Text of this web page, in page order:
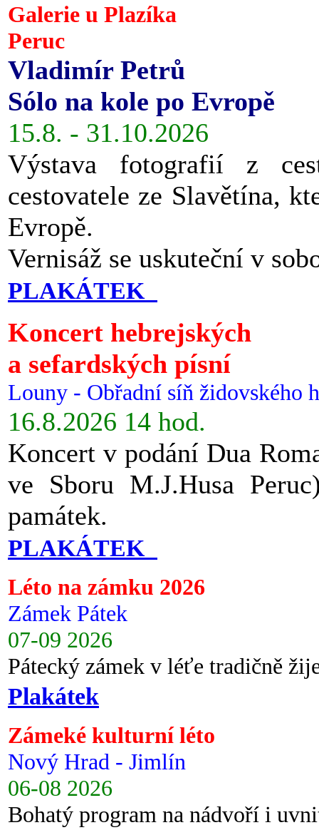
Galerie u Plazíka
Peruc
Vladimír Petrů
Sólo na kole po Evropě
15.8. - 31.10.2026
Výstava fotografií z
cestovatele ze Slavětína,
Evropě.
Vernisáž se uskuteční v
PLAKÁTEK
Koncert hebrejských
a sefardských písní
Louny - Obřadní síň židovského
16.8.2026 14 hod.
Koncert v podání Dua
ve Sboru M.J.Husa
památek.
PLAKÁTEK
Léto na zámku 2026
Zámek Pátek
07-09 2026
Pátecký zámek v léťe tradičně
Plakátek
Zámeké kulturní léto
Nový Hrad - Jimlín
06-08 2026
Bohatý program na nádvoří i